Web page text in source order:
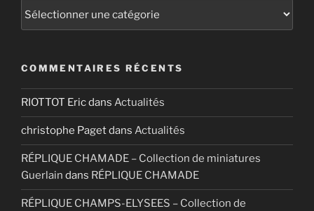
COMMENTAIRES RÉCENTS
RIOTTOT Ericdans Actualités
christophe Pagetdans Actualités
RÉPLIQUE CHAMADE – Collection de miniatures
Guerlain dans RÉPLIQUE CHAMADE
RÉPLIQUE CHAMPS-ELYSEES – Collection de